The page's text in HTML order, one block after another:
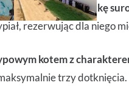
pokrojone w kostkę
rezerwując dla niego
kotem z
trzy